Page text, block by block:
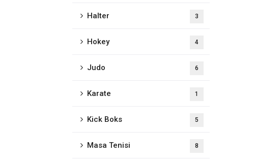
Halter 3
Hokey 4
Judo 6
Karate 1
Kick Boks 5
Masa Tenisi 8